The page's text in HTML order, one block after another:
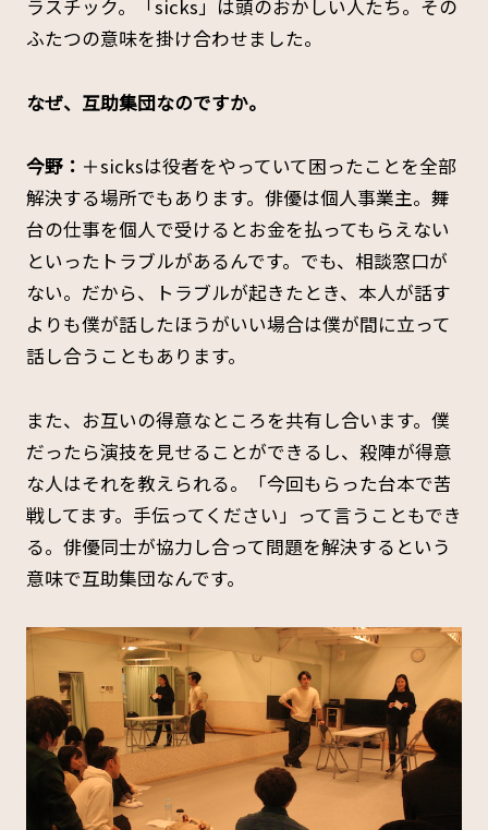
ラスチック。「sicks」は頭のおかしい人たち。その
ふたつの意味を掛け合わせました。
――なぜ、互助集団なのですか。
今野： ＋sicksは役者をやっていて困ったことを全部
解決する場所でもあります。俳優は個人事業主。舞
台の仕事を個人で受けるとお金を払ってもらえない
といったトラブルがあるんです。でも、相談窓口が
ない。だから、トラブルが起きたとき、本人が話す
よりも僕が話したほうがいい場合は僕が間に立って
話し合うこともあります。
また、お互いの得意なところを共有し合います。僕
だったら演技を見せることができるし、殺陣が得意
な人はそれを教えられる。「今回もらった台本で苦
戦してます。手伝ってください」って言うこともでき
る。俳優同士が協力し合って問題を解決するという
意味で互助集団なんです。